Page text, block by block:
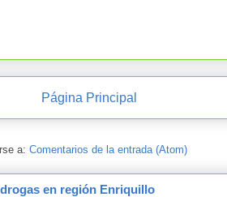
Página Principal
a: Comentarios de la entrada (Atom)
en región Enriquillo